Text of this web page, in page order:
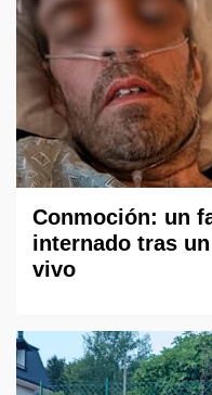
Conmoción: un
internado tras
vivo